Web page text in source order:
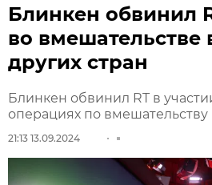
Блинкен обвинил
во вмешательстве
других стран
Блинкен обвинил RT в
операциях по вмешательству
21:13 13.09.2024